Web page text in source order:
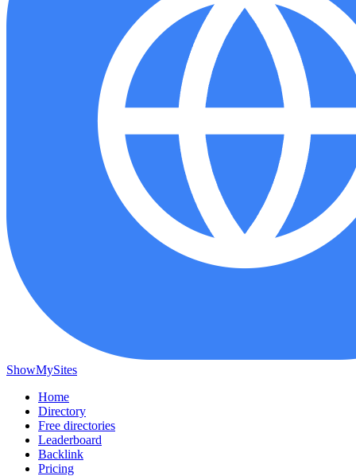
ShowMySites
Home
Directory
Free directories
Leaderboard
Backlink
Pricing